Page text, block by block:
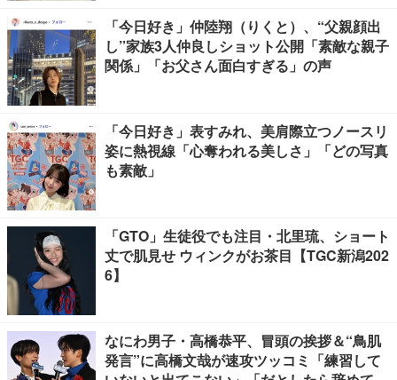
「今日好き」仲陸翔（りくと）、“父親顔出
し”家族3人仲良しショット公開「素敵な親子
関係」「お父さん面白すぎる」の声
「今日好き」表すみれ、美肩際立つノースリ
姿に熱視線「心奪われる美しさ」「どの写真
も素敵」
「GTO」生徒役でも注目・北里琉、ショート
丈で肌見せ ウィンクがお茶目【TGC新潟202
6】
なにわ男子・高橋恭平、冒頭の挨拶＆“鳥肌
発言”に高橋文哉が速攻ツッコミ「練習して